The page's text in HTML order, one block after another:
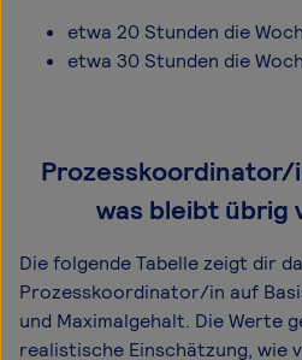
etwa 20 Stunden die
etwa 30 Stunden die
was bleibt übrig
Die folgende Tabelle zeigt dir
Prozesskoordinator/in auf
und Maximal­gehalt. Die Werte
realistische Einschätzung, wie